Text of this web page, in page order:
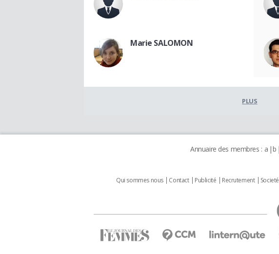
Marie SALOMON
PLUS
Annuaire des membres : a b
Qui sommes nous Contact Publicité Recrutement Societé